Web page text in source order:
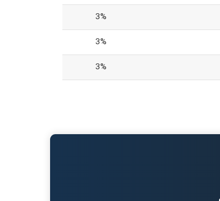
3%
3%
3%